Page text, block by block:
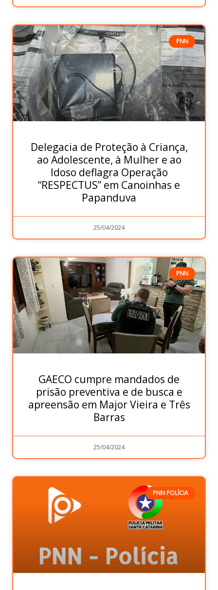
PNN
Delegacia de Proteção à Criança,
ao Adolescente, à Mulher e ao
Idoso deflagra Operação
“RESPECTUS” em Canoinhas e
Papanduva
25/04/2024
PNN
GAECO cumpre mandados de
prisão preventiva e de busca e
apreensão em Major Vieira e Três
Barras
25/04/2024
PNN POLÍCIA